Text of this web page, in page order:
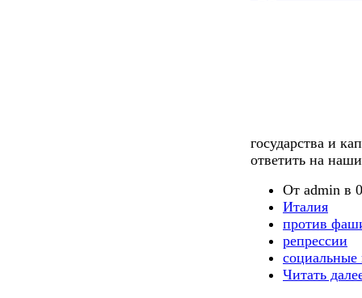
государства и
ответить на
От admin в
Италия
против
репрессии
социальные
Читать